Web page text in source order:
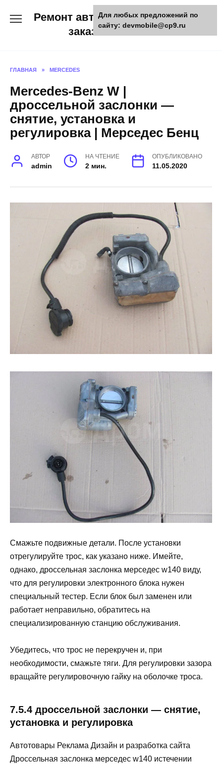
Ремонт авто и мото техники,
заказ запчастей
ГЛАВНАЯ » MERCEDES
Mercedes-Benz W |
дроссельной заслонки —
снятие, установка и
регулировка | Мерседес Бенц
АВТОР
admin
НА ЧТЕНИЕ
2 мин.
ОПУБЛИКОВАНО
11.05.2020
Смажьте подвижные детали. После установки
отрегулируйте трос, как указано ниже. Имейте,
однако, дроссельная заслонка мерседес w140 виду,
что для регулировки электронного блока нужен
специальный тестер. Если блок был заменен или
работает неправильно, обратитесь на
специализированную станцию обслуживания.
Убедитесь, что трос не перекручен и, при
необходимости, смажьте тяги. Для регулировки зазора
вращайте регулировочную гайку на оболочке троса.
7.5.4 дроссельной заслонки — снятие,
установка и регулировка
Автотовары Реклама Дизайн и разработка сайта
Дроссельная заслонка мерседес w140 истечении
Для любых предложений по
сайту: devmobile@cp9.ru